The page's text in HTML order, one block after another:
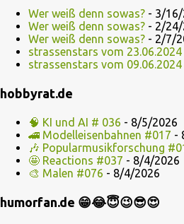
Wer weiß denn sowas? - 3/
Wer weiß denn sowas? - 2/
Wer weiß denn sowas? - 2/7/
strassenstars vom 23.06.2024
strassenstars vom 09.06.2024
hobbyrat.de
🧠 KI und AI # 036 - 8/5/2026
🚄 Modelleisenbahnen #017 -
🎶 Popularmusikforschung
🤩 Reactions #037 - 8/4/2026
🎨 Malen #076 - 8/4/2026
humorfan.de 😁😂😇😉😎😍